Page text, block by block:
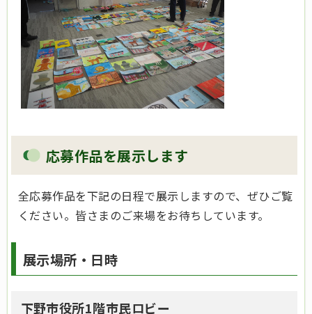
応募作品を展示します
全応募作品を下記の日程で展示しますので、ぜひご覧
ください。皆さまのご来場をお待ちしています。
展示場所・日時
下野市役所1階市民ロビー